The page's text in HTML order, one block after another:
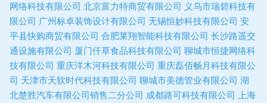
网络科技有限公司 北京富力特商贸有限公司 义乌市瑞碧科技有
限公司 广州标卓装饰设计有限公司 无锡恒妙科技有限公司 安
平县快购商贸有限公司 合肥莱翔智能科技有限公司 长沙路遥交
通设施有限公司 厦门仟草食品科技有限公司 聊城市恒捷网络科
技有限公司 重庆洋木河科技有限公司 重庆磊佰畅月科技有限公
司 天津市天软时代科技有限公司 聊城市美德管业有限公司 湖
北楚胜汽车有限公司销售二分公司 成都路可科技有限公司 上海